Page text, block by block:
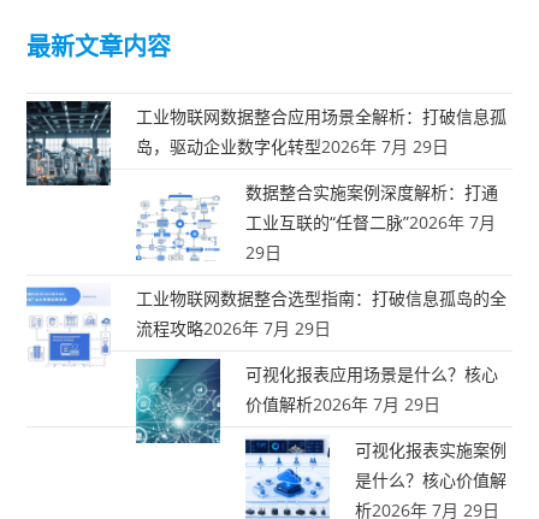
最新文章内容
工业物联网数据整合应用场景全解析：打破信息孤
岛，驱动企业数字化转型2026年 7月 29日
数据整合实施案例深度解析：打通
工业互联的“任督二脉”2026年 7月
29日
工业物联网数据整合选型指南：打破信息孤岛的全
流程攻略2026年 7月 29日
可视化报表应用场景是什么？核心
价值解析2026年 7月 29日
可视化报表实施案例
是什么？核心价值解
析2026年 7月 29日